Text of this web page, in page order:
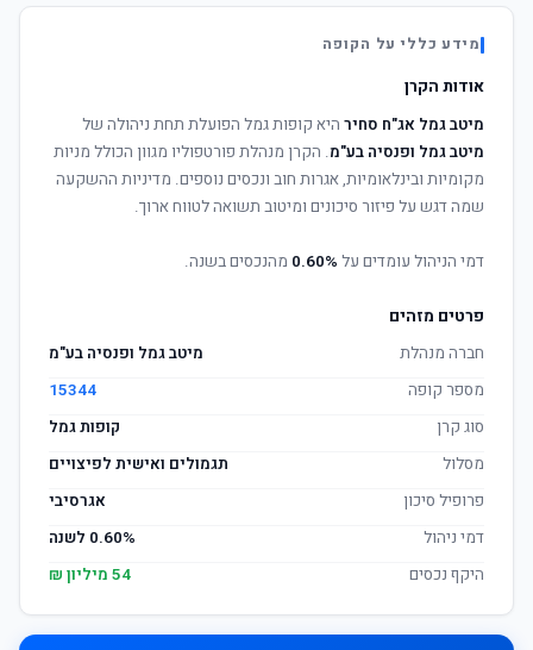
מידע כללי על הקופה
אודות הקרן
מיטב גמל אג"ח סחיר היא קופות גמל הפועלת תחת ניהולה של
מיטב גמל ופנסיה בע"מ. הקרן מנהלת פורטפוליו מגוון הכולל מניות
מקומיות ובינלאומיות, אגרות חוב ונכסים נוספים. מדיניות ההשקעה
שמה דגש על פיזור סיכונים ומיטוב תשואה לטווח ארוך.
דמי הניהול עומדים על 0.60% מהנכסים בשנה.
פרטים מזהים
חברה מנהלת
מיטב גמל ופנסיה בע"מ
מספר קופה
15344
סוג קרן
קופות גמל
מסלול
תגמולים ואישית לפיצויים
פרופיל סיכון
אגרסיבי
דמי ניהול
0.60% לשנה
היקף נכסים
54 מיליון ₪